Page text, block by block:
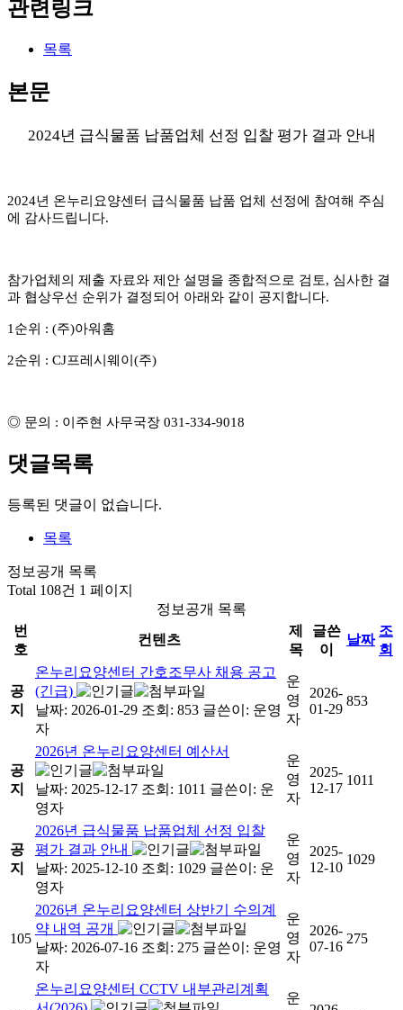
관련링크
목록
본문
2024년 급식물품 납품업체 선정 입찰 평가 결과 안내
2024년 온누리요양센터 급식물품 납품 업체 선정에 참여해 주심
에 감사드립니다.
참가업체의 제출 자료와 제안 설명을 종합적으로 검토, 심사한 결
과 협상우선 순위가 결정되어 아래와 같이 공지합니다.
1 순위 : (주)아워홈
2순위 : CJ프레시웨이 (주)
◎ 문의 : 이주현 사무국장 031-334-9018
댓글목록
등록된 댓글이 없습니다.
목록
정보공개 목록
Total 108건 1 페이지
정보공개 목록
번
호
컨텐츠
제
목
글쓴
이
날짜
조
회
공
지
온누리요양센터 간호조무사 채용 공고
(긴급)
날짜: 2026-01-29 조회: 853 글쓴이: 운영
자
운
영
자
2026-
01-29
853
공
지
2026년 온누리요양센터 예산서
날짜: 2025-12-17 조회: 1011 글쓴이: 운
영자
운
영
자
2025-
12-17
1011
공
지
2026년 급식물품 납품업체 선정 입찰
평가 결과 안내
날짜: 2025-12-10 조회: 1029 글쓴이: 운
영자
운
영
자
2025-
12-10
1029
105
2026년 온누리요양센터 상반기 수의계
약 내역 공개
날짜: 2026-07-16 조회: 275 글쓴이: 운영
자
운
영
자
2026-
07-16
275
온누리요양센터 CCTV 내부관리계획
운